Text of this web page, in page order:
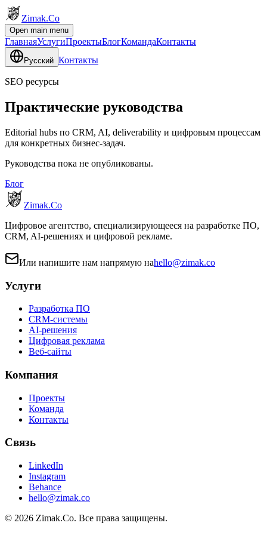
Zimak.Co
Open main menu
ГлавнаяУслугиПроектыБлогКомандаКонтакты
Русский Контакты
SEO ресурсы
Практические руководства
Editorial hubs по CRM, AI, deliverability и цифровым процессам
для конкретных бизнес-задач.
Руководства пока не опубликованы.
Блог
Zimak.Co
Цифровое агентство, специализирующееся на разработке ПО,
CRM, AI-решениях и цифровой рекламе.
Или напишите нам напрямую наhello@zimak.co
Услуги
Разработка ПО
CRM-системы
AI-решения
Цифровая реклама
Веб-сайты
Компания
Проекты
Команда
Контакты
Связь
LinkedIn
Instagram
Behance
hello@zimak.co
© 2026 Zimak.Co. Все права защищены.